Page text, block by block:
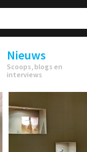
Nieuws
Scoops, blogs en
interviews